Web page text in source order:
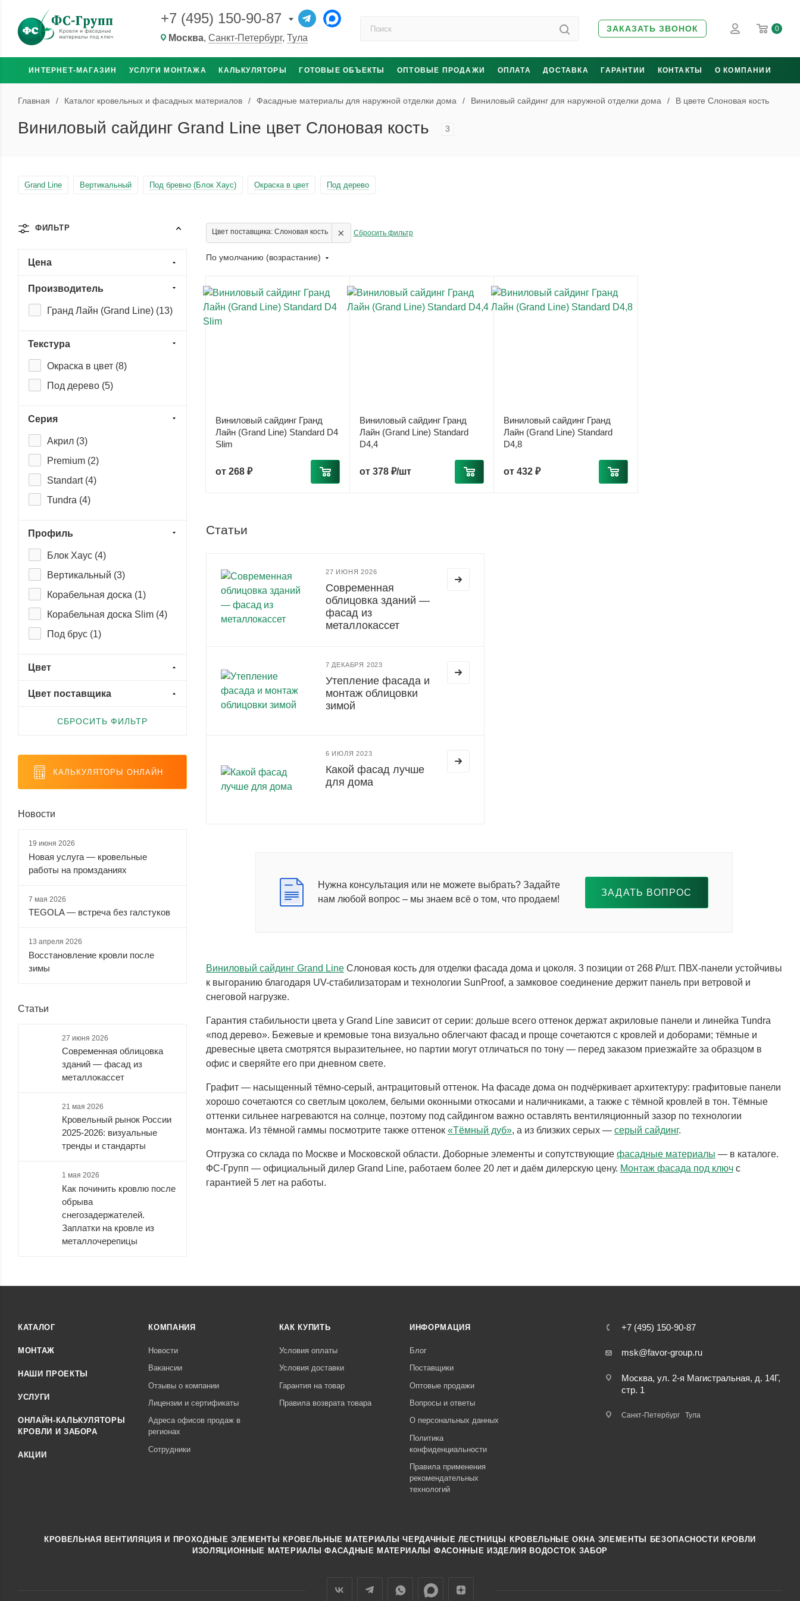
+7 (495) 150-90-87
Москва, Санкт-Петербург, Тула
ЗАКАЗАТЬ ЗВОНОК 0
ИНТЕРНЕТ-МАГАЗИН УСЛУГИ МОНТАЖА КАЛЬКУЛЯТОРЫ ГОТОВЫЕ ОБЪЕКТЫ ОПТОВЫЕ ПРОДАЖИ ОПЛАТА ДОСТАВКА ГАРАНТИИ КОНТАКТЫ О КОМПАНИИ
Главная / Каталог кровельных и фасадных материалов / Фасадные материалы для наружной отделки дома / Виниловый сайдинг для наружной отделки дома / В цвете Слоновая кость
Виниловый сайдинг Grand Line цвет Слоновая кость 3
Grand Line Вертикальный Под бревно (Блок Хаус) Окраска в цвет Под дерево
Цвет поставщика: Слоновая кость × Сбросить фильтр
По умолчанию (возрастание)
Виниловый сайдинг Гранд
Лайн (Grand Line) Standard D4
Slim
от 268 ₽
Виниловый сайдинг Гранд
Лайн (Grand Line) Standard
D4,4
от 378 ₽/шт
Виниловый сайдинг Гранд
Лайн (Grand Line) Standard
D4,8
от 432 ₽
Статьи
27 ИЮНЯ 2026
Современная
облицовка зданий —
фасад из
металлокассет
7 ДЕКАБРЯ 2023
Утепление фасада и
монтаж облицовки
зимой
6 ИЮЛЯ 2023
Какой фасад лучше
для дома
Нужна консультация или не можете выбрать? Задайте
нам любой вопрос – мы знаем всё о том, что продаем!
ЗАДАТЬ ВОПРОС
Виниловый сайдинг Grand LineСлоновая кость для отделки фасада дома и цоколя. 3 позиции от 268 ₽/шт. ПВХ-панели устойчивы
к выгоранию благодаря UV-стабилизаторам и технологии SunProof, а замковое соединение держит панель при ветровой и
снеговой нагрузке.
Гарантия стабильности цвета у Grand Line зависит от серии: дольше всего оттенок держат акриловые панели и линейка Tundra
«под дерево». Бежевые и кремовые тона визуально облегчают фасад и проще сочетаются с кровлей и доборами; тёмные и
древесные цвета смотрятся выразительнее, но партии могут отличаться по тону — перед заказом приезжайте за образцом в
офис и сверяйте его при дневном свете.
Графит — насыщенный тёмно-серый, антрацитовый оттенок. На фасаде дома он подчёркивает архитектуру: графитовые панели
хорошо сочетаются со светлым цоколем, белыми оконными откосами и наличниками, а также с тёмной кровлей в тон. Тёмные
оттенки сильнее нагреваются на солнце, поэтому под сайдингом важно оставлять вентиляционный зазор по технологии
монтажа. Из тёмной гаммы посмотрите также оттенок «Тёмный дуб», а из близких серых — серый сайдинг.
Отгрузка со склада по Москве и Московской области. Доборные элементы и сопутствующие фасадные материалы — в каталоге.
ФС-Групп — официальный дилер Grand Line, работаем более 20 лет и даём дилерскую цену. Монтаж фасада под ключс
гарантией 5 лет на работы.
ФИЛЬТР
Цена
Производитель
Гранд Лайн (Grand Line) (13)
Текстура
Окраска в цвет (8)
Под дерево (5)
Серия
Акрил (3)
Premium (2)
Standart (4)
Tundra (4)
Профиль
Блок Хаус (4)
Вертикальный (3)
Корабельная доска (1)
Корабельная доска Slim (4)
Под брус (1)
Цвет
Цвет поставщика
СБРОСИТЬ ФИЛЬТР
КАЛЬКУЛЯТОРЫ ОНЛАЙН
Новости
19 июня 2026
Новая услуга — кровельные
работы на промзданиях
7 мая 2026
TEGOLA — встреча без галстуков
13 апреля 2026
Восстановление кровли после
зимы
Статьи
27 июня 2026
Современная облицовка
зданий — фасад из
металлокассет
21 мая 2026
Кровельный рынок России
2025-2026: визуальные
тренды и стандарты
1 мая 2026
Как починить кровлю после
обрыва
снегозадержателей.
Заплатки на кровле из
металлочерепицы
КАТАЛОГ
МОНТАЖ
НАШИ ПРОЕКТЫ
УСЛУГИ
ОНЛАЙН-КАЛЬКУЛЯТОРЫ
КРОВЛИ И ЗАБОРА
АКЦИИ
КОМПАНИЯ
Новости
Вакансии
Отзывы о компании
Лицензии и сертификаты
Адреса офисов продаж в
регионах
Сотрудники
КАК КУПИТЬ
Условия оплаты
Условия доставки
Гарантия на товар
Правила возврата товара
ИНФОРМАЦИЯ
Блог
Поставщики
Оптовые продажи
Вопросы и ответы
О персональных данных
Политика
конфиденциальности
Правила применения
рекомендательных
технологий
+7 (495) 150-90-87
msk@favor-group.ru
Москва, ул. 2-я Магистральная, д. 14Г,
стр. 1
Санкт-Петербург Тула
КРОВЕЛЬНАЯ ВЕНТИЛЯЦИЯ И ПРОХОДНЫЕ ЭЛЕМЕНТЫ ·КРОВЕЛЬНЫЕ МАТЕРИАЛЫ ·ЧЕРДАЧНЫЕ ЛЕСТНИЦЫ ·КРОВЕЛЬНЫЕ ОКНА ·ЭЛЕМЕНТЫ БЕЗОПАСНОСТИ КРОВЛИ
ИЗОЛЯЦИОННЫЕ МАТЕРИАЛЫ ·ФАСАДНЫЕ МАТЕРИАЛЫ ·ФАСОННЫЕ ИЗДЕЛИЯ ·ВОДОСТОК ·ЗАБОР